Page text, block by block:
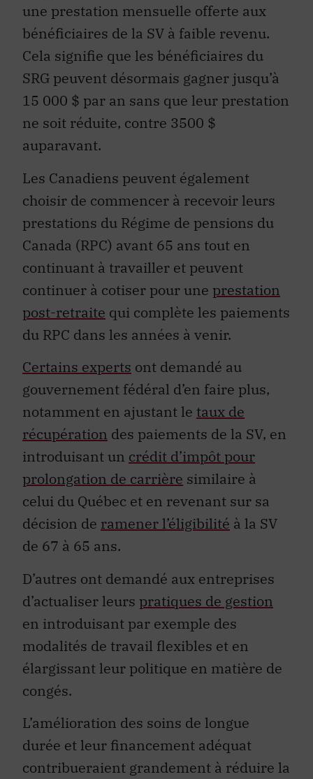
une prestation mensuelle offerte aux
bénéficiaires de la SV à faible revenu.
Cela signifie que les bénéficiaires du
SRG peuvent désormais gagner jusqu’à
15 000 $ par an sans que leur prestation
ne soit réduite, contre 3500 $
auparavant.
Les Canadiens peuvent également
choisir de commencer à recevoir leurs
prestations du Régime de pensions du
Canada (RPC) avant 65 ans tout en
continuant à travailler et peuvent
continuer à cotiser pour une prestation
post-retraite qui complète les paiements
du RPC dans les années à venir.
Certains experts ont demandé au
gouvernement fédéral d’en faire plus,
notamment en ajustant le taux de
récupération des paiements de la SV, en
introduisant un crédit d’impôt pour
prolongation de carrière similaire à
celui du Québec et en revenant sur sa
décision de ramener l’éligibilité à la SV
de 67 à 65 ans.
D’autres ont demandé aux entreprises
d’actualiser leurs pratiques de gestion
en introduisant par exemple des
modalités de travail flexibles et en
élargissant leur politique en matière de
congés.
L’amélioration des soins de longue
durée et leur financement adéquat
contribueraient grandement à réduire la